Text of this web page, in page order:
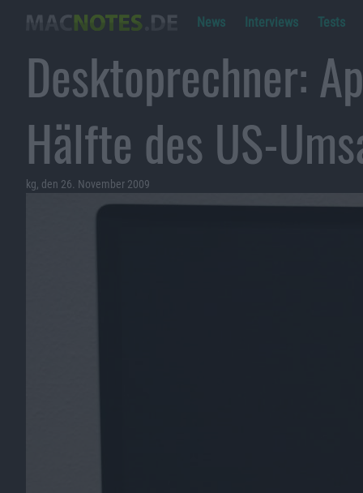
News Interviews Tests
Desktoprechner:
Hälfte des US-
kg, den 26. November 2009